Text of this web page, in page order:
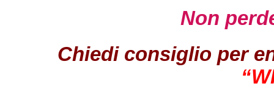
Non
Chiedi consiglio per